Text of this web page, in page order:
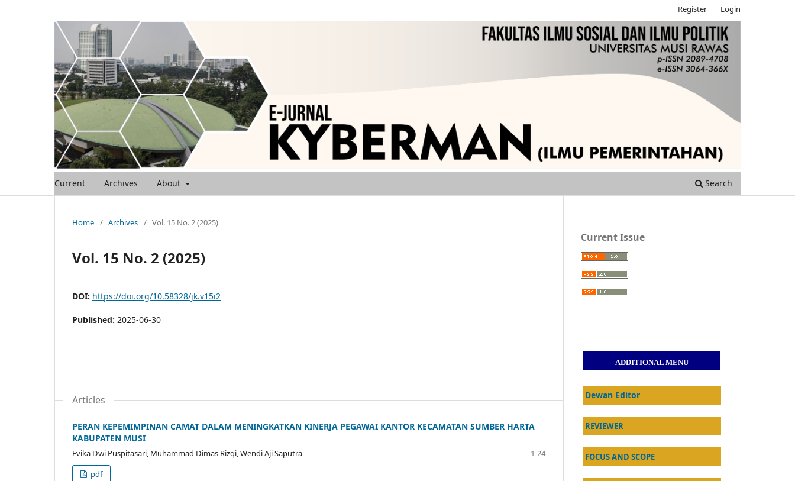
Current Archives About Search
Register Login
Home / Archives / Vol. 15 No. 2 (2025)
Vol. 15 No. 2 (2025)
DOI: https://doi.org/10.58328/jk.v15i2
Published: 2025-06-30
Articles
PERAN KEPEMIMPINAN CAMAT DALAM MENINGKATKAN KINERJA PEGAWAI KANTOR KECAMATAN SUMBER HARTA
KABUPATEN MUSI
Evika Dwi Puspitasari, Muhammad Dimas Rizqi, Wendi Aji Saputra
1-24
pdf
Current Issue
ADDITIONAL MENU
Dewan Editor
REVIEWER
FOCUS AND SCOPE